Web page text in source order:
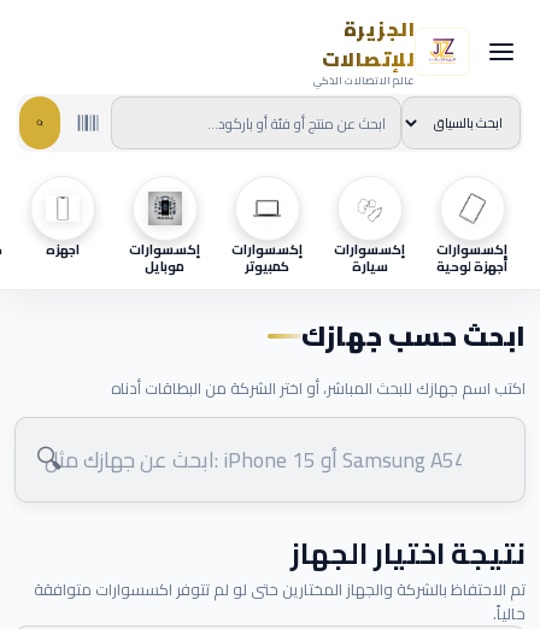
الجزيرة
للإتصالات
عالم الاتصالات الذكي
إكسسوارات
أجهزة لوحية
إكسسوارات
سيارة
إكسسوارات
كمبيوتر
إكسسوارات
موبايل
اجهزه
ابحث حسب جهازك
اكتب اسم جهازك للبحث المباشر، أو اختر الشركة من البطاقات أدناه
🔍
نتيجة اختيار الجهاز
تم الاحتفاظ بالشركة والجهاز المختارين حتى لو لم تتوفر اكسسوارات متوافقة
حالياً.